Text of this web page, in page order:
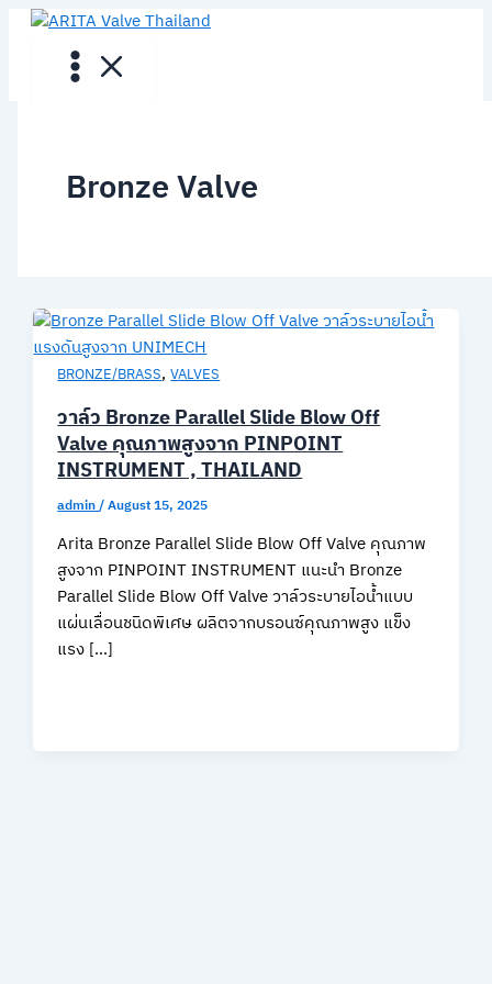
Skip
Bronze Valve
BRONZE/BRASS,VALVES
วาล์ว Bronze Parallel Slide Blow Off
Valve คุณภาพสูงจาก PINPOINT
INSTRUMENT , THAILAND
admin/August 15, 2025
Arita Bronze Parallel Slide Blow Off Valve คุณภาพ
สูงจาก PINPOINT INSTRUMENT แนะนำ Bronze
Parallel Slide Blow Off Valve วาล์วระบายไอน้ำแบบ
แผ่นเลื่อนชนิดพิเศษ ผลิตจากบรอนซ์คุณภาพสูง แข็ง
แรง […]